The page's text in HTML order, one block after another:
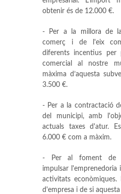
obtenir és de 12.000 €.
- Per a la millora de
comerç i de l'eix
diferents incentius per
comercial al nostre
màxima d’aquesta
3.500 €.
- Per a la contractació
del municipi, amb
actuals taxes d'atur.
6.000 € com a màxim.
- Per al foment de
impulsar l'emprenedoria
activitats
d'empresa i de si